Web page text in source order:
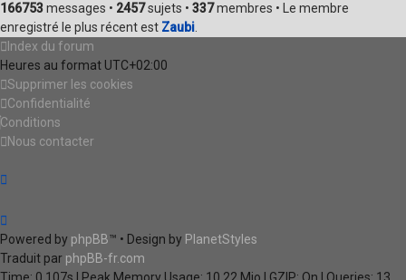
166753messages • 2457sujets • 337membres • Le membre
enregistré le plus récent est Zaubi
Index du forum
Heures au format UTC+02:00
Supprimer les cookies
Confidentialité
Conditions
Nous contacter
Powered by phpBB™ • Design by PlanetStyles
Traduit par phpBB-fr.com